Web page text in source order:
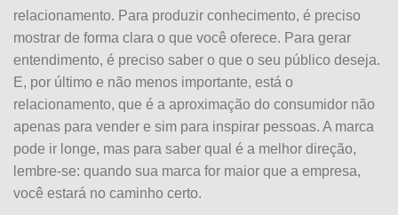
relacionamento. Para produzir conhecimento, é preciso
mostrar de forma clara o que você oferece. Para gerar
entendimento, é preciso saber o que o seu público deseja.
E, por último e não menos importante, está o
relacionamento, que é a aproximação do consumidor não
apenas para vender e sim para inspirar pessoas. A marca
pode ir longe, mas para saber qual é a melhor direção,
lembre-se: quando sua marca for maior que a empresa,
você estará no caminho certo.